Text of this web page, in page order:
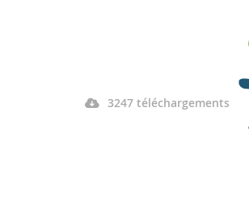
3247 téléchargements